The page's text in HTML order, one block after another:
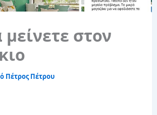
στον
Πέτρος Πέτρου